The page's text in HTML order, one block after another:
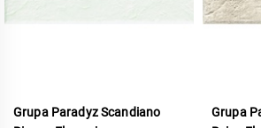
Grupa Paradyz Scandiano
Grupa